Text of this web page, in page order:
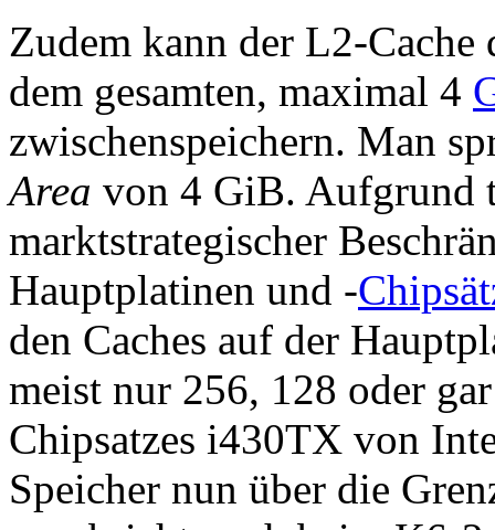
Zudem kann der L2-
dem gesamten, maximal 4
zwischenspeichern. Man
Area von 4 GiB. Aufgrund
marktstrategischer
Hauptplatinen und -
den Caches auf der
meist nur 256, 128 oder
Chipsatzes i430TX von
Speicher nun über die